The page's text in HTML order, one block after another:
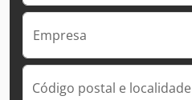
Empresa
Código postal e localidade